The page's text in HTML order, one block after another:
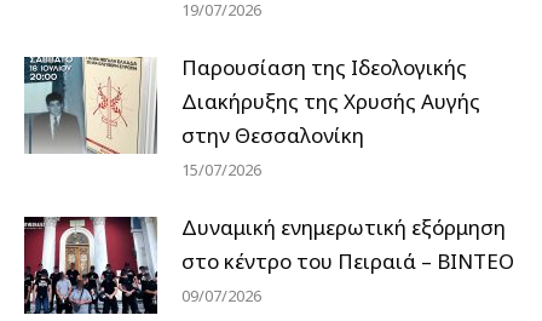
19/07/2026
Παρουσίαση της Ιδεολογικής
Διακήρυξης της Χρυσής Αυγής
στην Θεσσαλονίκη
15/07/2026
Δυναμική ενημερωτική εξόρμηση
στο κέντρο του Πειραιά – ΒΙΝΤΕΟ
09/07/2026